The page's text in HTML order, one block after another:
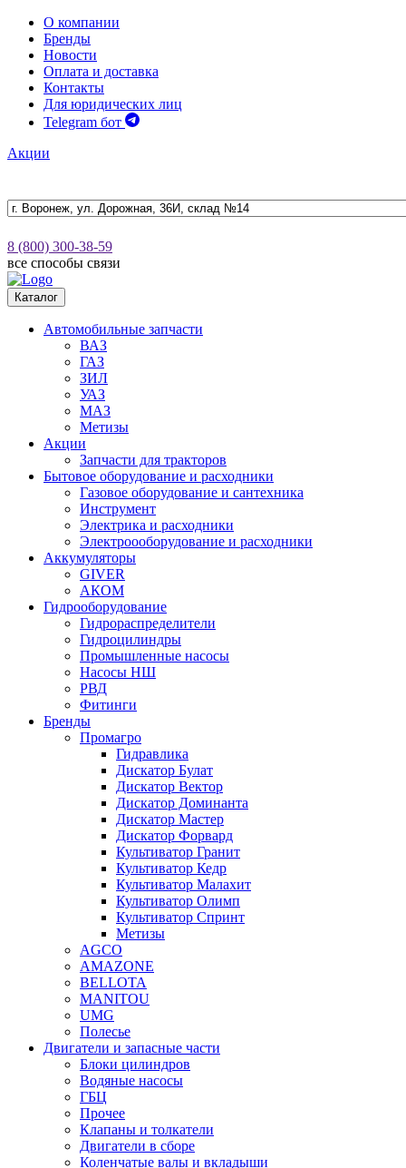
О компании
Бренды
Новости
Оплата и доставка
Контакты
Для юридических лиц
Telegram бот
Акции
8 (800) 300-38-59
все способы связи
Каталог
Автомобильные запчасти
ВАЗ
ГАЗ
ЗИЛ
УАЗ
МАЗ
Метизы
Акции
Запчасти для тракторов
Бытовое оборудование и расходники
Газовое оборудование и сантехника
Инструмент
Электрика и расходники
Электроооборудование и расходники
Аккумуляторы
GIVER
АКОМ
Гидрооборудование
Гидрораспределители
Гидроцилиндры
Промышленные насосы
Насосы НШ
РВД
Фитинги
Бренды
Промагро
Гидравлика
Дискатор Булат
Дискатор Вектор
Дискатор Доминанта
Дискатор Мастер
Дискатор Форвард
Культиватор Гранит
Культиватор Кедр
Культиватор Малахит
Культиватор Олимп
Культиватор Спринт
Метизы
AGCO
AMAZONE
BELLOTA
MANITOU
UMG
Полесье
Двигатели и запасные части
Блоки цилиндров
Водяные насосы
ГБЦ
Прочее
Клапаны и толкатели
Двигатели в сборе
Коленчатые валы и вкладыши